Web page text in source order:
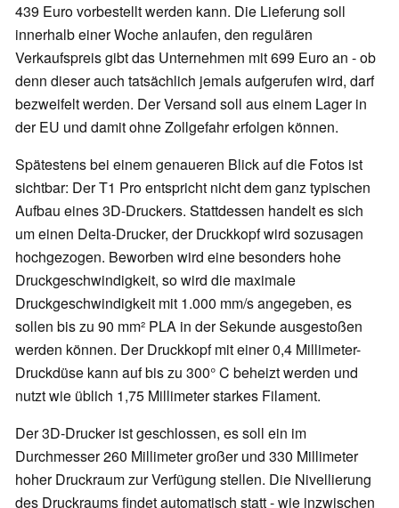
439 Euro vorbestellt werden kann. Die Lieferung soll
innerhalb einer Woche anlaufen, den regulären
Verkaufspreis gibt das Unternehmen mit 699 Euro an - ob
denn dieser auch tatsächlich jemals aufgerufen wird, darf
bezweifelt werden. Der Versand soll aus einem Lager in
der EU und damit ohne Zollgefahr erfolgen können.
Spätestens bei einem genaueren Blick auf die Fotos ist
sichtbar: Der T1 Pro entspricht nicht dem ganz typischen
Aufbau eines 3D-Druckers. Stattdessen handelt es sich
um einen Delta-Drucker, der Druckkopf wird sozusagen
hochgezogen. Beworben wird eine besonders hohe
Druckgeschwindigkeit, so wird die maximale
Druckgeschwindigkeit mit 1.000 mm/s angegeben, es
sollen bis zu 90 mm² PLA in der Sekunde ausgestoßen
werden können. Der Druckkopf mit einer 0,4 Millimeter-
Druckdüse kann auf bis zu 300° C beheizt werden und
nutzt wie üblich 1,75 Millimeter starkes Filament.
Der 3D-Drucker ist geschlossen, es soll ein im
Durchmesser 260 Millimeter großer und 330 Millimeter
hoher Druckraum zur Verfügung stellen. Die Nivellierung
des Druckraums findet automatisch statt - wie inzwischen